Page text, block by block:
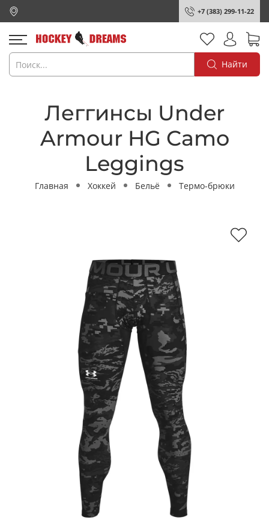
+7 (383) 299-11-22
Найти
Леггинсы Under
Armour HG Camo
Leggings
Главная Хоккей Бельё Термо-брюки